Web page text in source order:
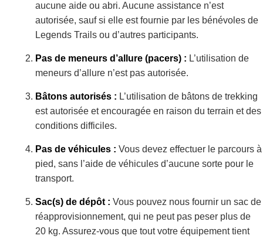
aucune aide ou abri. Aucune assistance n’est
autorisée, sauf si elle est fournie par les bénévoles de
Legends Trails ou d’autres participants.
Pas de meneurs d’allure (pacers) : L’utilisation de
meneurs d’allure n’est pas autorisée.
Bâtons autorisés : L’utilisation de bâtons de trekking
est autorisée et encouragée en raison du terrain et des
conditions difficiles.
Pas de véhicules : Vous devez effectuer le parcours à
pied, sans l’aide de véhicules d’aucune sorte pour le
transport.
Sac(s) de dépôt : Vous pouvez nous fournir un sac de
réapprovisionnement, qui ne peut pas peser plus de
20 kg. Assurez-vous que tout votre équipement tient